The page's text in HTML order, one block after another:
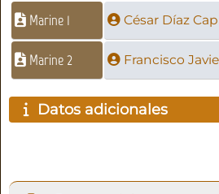
Marine 1 César Díaz
Marine 2 Francisco
Datos adicionales